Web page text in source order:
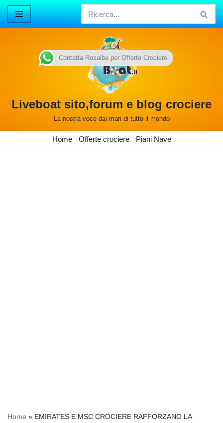
Vai
Liveboat sito,forum e blog crociere
La nostra voce dai mari di tutto il mondo
Home Offerte crociere Piani Nave
Home » EMIRATES E MSC CROCIERE RAFFORZANO LA
Contatta Rosalba per Offerte Crociere